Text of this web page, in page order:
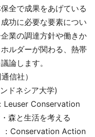
全で成果をあげている
功に必要な要素につい
業の調達方針や働きか
ルダーが関わる、熱帯
論します。
信社）
ドネシア大学)
Leuser Conservation
森と生活を考える
：Conservation Action